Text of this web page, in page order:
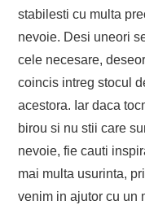
stabilesti cu multa
nevoie. Desi uneori
cele necesare,
coincis intreg stocul
acestora. Iar daca
birou si nu stii care
nevoie, fie cauti
mai multa usurinta,
venim in ajutor cu un